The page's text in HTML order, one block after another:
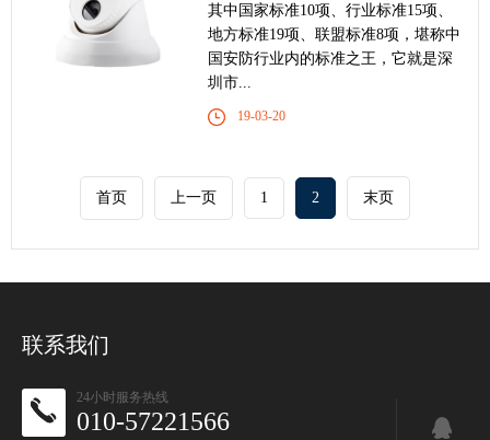
其中国家标准10项、行业标准15项、
地方标准19项、联盟标准8项，堪称中
国安防行业内的标准之王，它就是深
圳市...
19-03-20
首页 上一页 1 2 末页
联系我们
24小时服务热线
010-57221566